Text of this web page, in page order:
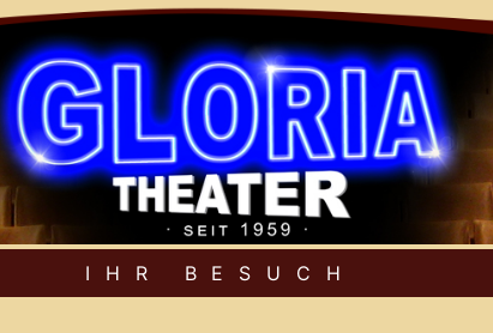
IHR BESUCH